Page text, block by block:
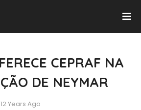
CEPRAF NA
DE NEYMAR
12 Years Ago